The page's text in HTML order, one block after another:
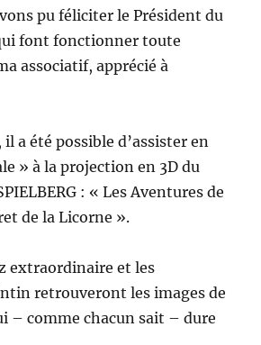
pu féliciter le Président du
font fonctionner toute
associatif, apprécié à
il a été possible d’assister en
» à la projection en 3D du
: « Les Aventures de
de la Licorne ».
extraordinaire et les
retrouveront les images de
– comme chacun sait – dure